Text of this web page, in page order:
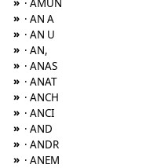
· AMUN
» · AN A
» · AN U
» · AN,
» · ANAS
» · ANAT
» · ANCH
» · ANCI
» · AND
» · ANDR
» · ANEM